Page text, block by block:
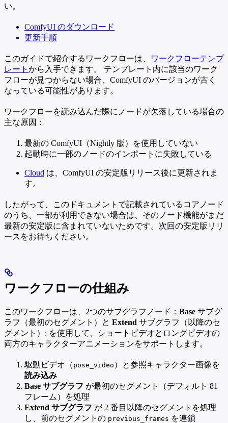
い。
ComfyUI のダウンロード
更新手順
このガイドで紹介するワークフローは、
ワークフローテンプ
レート から入手できます。 テンプレート内に該当のワーク
フローが見つからない場合、ComfyUI のバージョンが古く
なっている可能性があります。
ワークフローを読み込んだ際にノードが欠落している場合の
主な原因：
最新の ComfyUI（Nightly 版）を使用していない
起動時に一部のノードのインポートに失敗している
Cloud は、ComfyUI の安定版リリース後に更新されま
す。
したがって、このドキュメントで記載されているコアノード
のうち、一部が利用できない場合は、そのノード機能がまだ
最新の安定版に含まれていないためです。次回の安定版リリ
ースをお待ちください。
ワークフローの仕組み
このワークフローは、2つのサブグラフノード： Base サブグ
ラフ（最初のセグメント）と Extend サブグラフ（以降のセ
グメント）: を使用して、ショートビデオとロングビデオの
両方のキャラクターアニメーションをサポートします。
駆動ビデオ（ pose_video ）と参照キャラクター画像を
読み込み
Base サブグラフ が最初のセグメント（デフォルト 81
フレーム）を処理
Extend サブグラフ が 2 番目以降のセグメントを処理
し、前のセグメントの previous_frames を連鎖